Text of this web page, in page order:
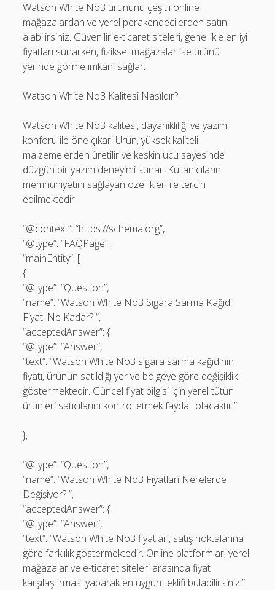
Watson White No3 ürününü çeşitli online
mağazalardan ve yerel perakendecilerden satın
alabilirsiniz. Güvenilir e-ticaret siteleri, genellikle en iyi
fiyatları sunarken, fiziksel mağazalar ise ürünü
yerinde görme imkanı sağlar.
Watson White No3 Kalitesi Nasıldır?
Watson White No3 kalitesi, dayanıklılığı ve yazım
konforu ile öne çıkar. Ürün, yüksek kaliteli
malzemelerden üretilir ve keskin ucu sayesinde
düzgün bir yazım deneyimi sunar. Kullanıcıların
memnuniyetini sağlayan özellikleri ile tercih
edilmektedir.
“@context”: “https://schema.org”,
“@type”: “FAQPage”,
“mainEntity”: [
{
“@type”: “Question”,
“name”: “Watson White No3 Sigara Sarma Kağıdı
Fiyatı Ne Kadar? “,
“acceptedAnswer”: {
“@type”: “Answer”,
“text”: “Watson White No3 sigara sarma kağıdının
fiyatı, ürünün satıldığı yer ve bölgeye göre değişiklik
göstermektedir. Güncel fiyat bilgisi için yerel tütün
ürünleri satıcılarını kontrol etmek faydalı olacaktır.”
},
“@type”: “Question”,
“name”: “Watson White No3 Fiyatları Nerelerde
Değişiyor? “,
“acceptedAnswer”: {
“@type”: “Answer”,
“text”: “Watson White No3 fiyatları, satış noktalarına
göre farklılık göstermektedir. Online platformlar, yerel
mağazalar ve e-ticaret siteleri arasında fiyat
karşılaştırması yaparak en uygun teklifi bulabilirsiniz.”